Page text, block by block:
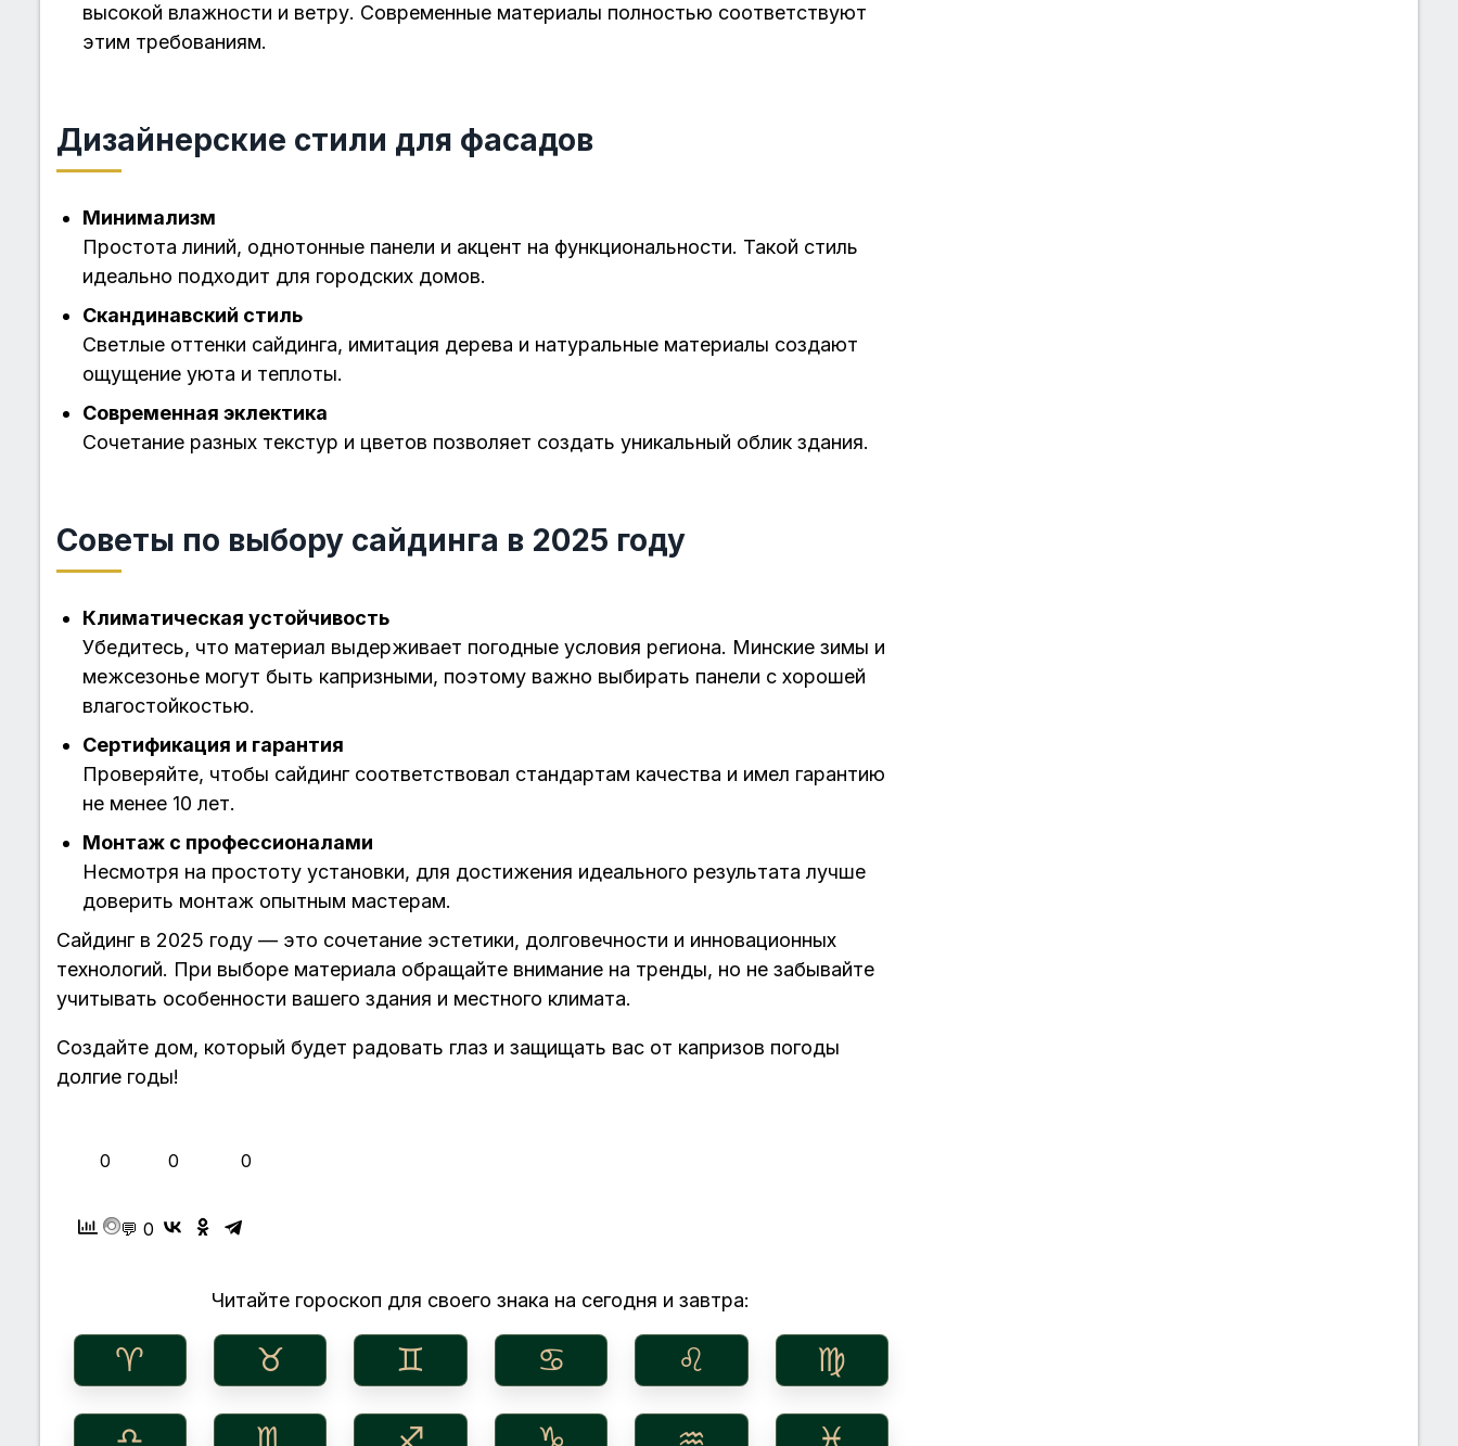
высокой влажности и ветру. Современные материалы полностью соответствуют
этим требованиям.
Дизайнерские стили для фасадов
Минимализм
Простота линий, однотонные панели и акцент на функциональности. Такой стиль
идеально подходит для городских домов.
Скандинавский стиль
Светлые оттенки сайдинга, имитация дерева и натуральные материалы создают
ощущение уюта и теплоты.
Современная эклектика
Сочетание разных текстур и цветов позволяет создать уникальный облик здания.
Советы по выбору сайдинга в 2025 году
Климатическая устойчивость
Убедитесь, что материал выдерживает погодные условия региона. Минские зимы и
межсезонье могут быть капризными, поэтому важно выбирать панели с хорошей
влагостойкостью.
Сертификация и гарантия
Проверяйте, чтобы сайдинг соответствовал стандартам качества и имел гарантию
не менее 10 лет.
Монтаж с профессионалами
Несмотря на простоту установки, для достижения идеального результата лучше
доверить монтаж опытным мастерам.
Сайдинг в 2025 году — это сочетание эстетики, долговечности и инновационных
технологий. При выборе материала обращайте внимание на тренды, но не забывайте
учитывать особенности вашего здания и местного климата.
Создайте дом, который будет радовать глаз и защищать вас от капризов погоды
долгие годы!
0 0 0
💬 0
Читайте гороскоп для своего знака на сегодня и завтра:
♈︎ ♉︎ ♊︎ ♋︎ ♌︎ ♍︎
♎︎ ♏︎ ♐︎ ♑︎ ♒︎ ♓︎